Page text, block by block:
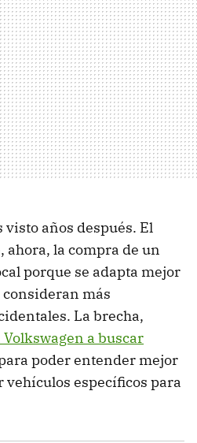
visto años después. El
la compra de un
porque se adapta mejor
consideran más
La brecha,
a buscar
poder entender mejor
específicos para